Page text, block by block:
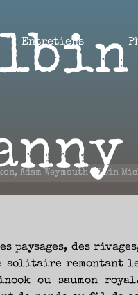
Entretiens
Adam Weymouth (Albin
paysages, des
solitaire remontant
ou saumon